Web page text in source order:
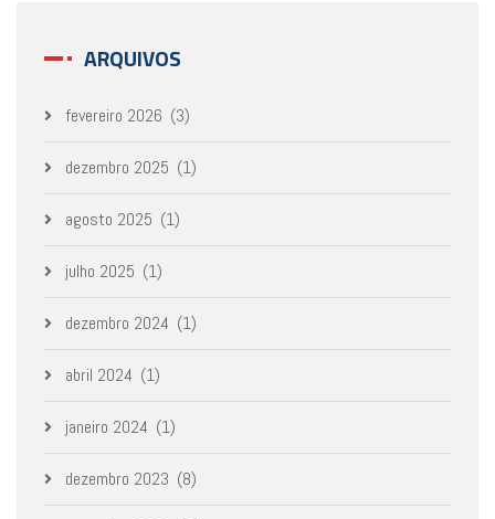
ARQUIVOS
fevereiro 2026 (3)
dezembro 2025 (1)
agosto 2025 (1)
julho 2025 (1)
dezembro 2024 (1)
abril 2024 (1)
janeiro 2024 (1)
dezembro 2023 (8)